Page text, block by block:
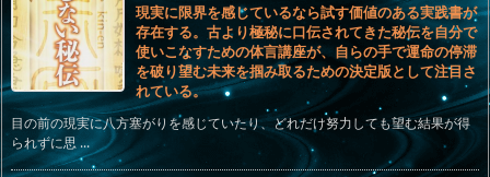
現実に限界を感じているなら試す価値のある実践書が
存在する。古より極秘に口伝されてきた秘伝を自分で
使いこなすための体言講座が、自らの手で運命の停滞
を破り望む未来を掴み取るための決定版として注目さ
れている。
目の前の現実に八方塞がりを感じていたり、どれだけ努力しても望む結果が得
られずに思 ...